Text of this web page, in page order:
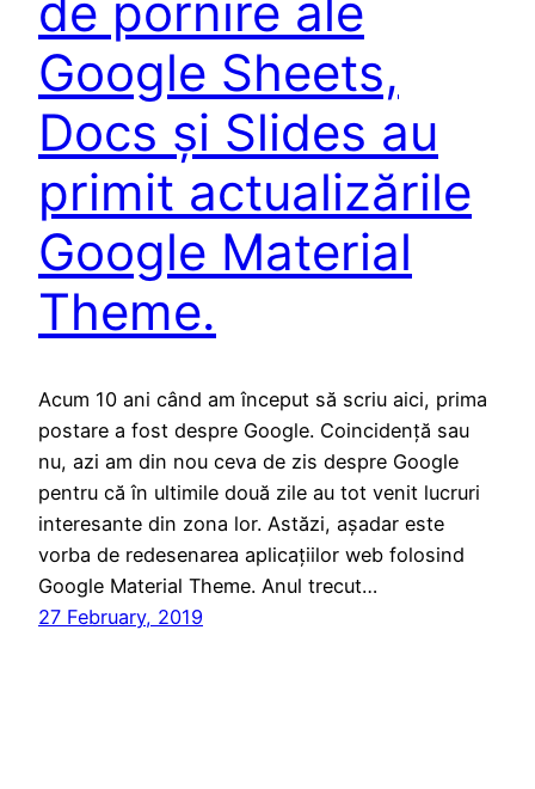
de pornire ale
Google Sheets,
Docs și Slides au
primit actualizările
Google Material
Theme.
Acum 10 ani când am început să scriu aici, prima
postare a fost despre Google. Coincidență sau
nu, azi am din nou ceva de zis despre Google
pentru că în ultimile două zile au tot venit lucruri
interesante din zona lor. Astăzi, așadar este
vorba de redesenarea aplicațiilor web folosind
Google Material Theme. Anul trecut…
27 February, 2019